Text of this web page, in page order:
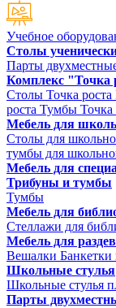
Учебное
Столы
Парты
Комплекс "Точка
Столы Точка роста
роста Тумбы Точка
Мебель для
Столы для
тумбы для
Мебель для
Трибуны и тумбы
Тумбы
Мебель для
Стеллажи для
Мебель для
Вешалки
Школьные стулья
Школьные стулья
Парты